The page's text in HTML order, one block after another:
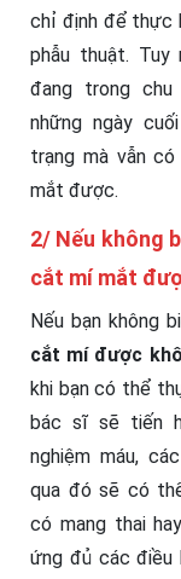
chỉ định để thực
phẫu thuật. Tuy
đang trong
những ngày
trạng mà vẫn
mắt được.
2/ Nếu không
cắt mí mắt
Nếu bạn không
cắt mí được
khi bạn có thể
bác sĩ sẽ tiến
nghiệm máu,
qua đó sẽ có
có mang thai
ứng đủ các